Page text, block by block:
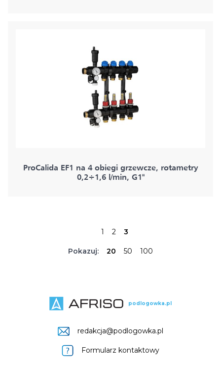
ProCalida EF1 na 4 obiegi grzewcze, rotametry
0,2÷1,6 l/min, G1"
1 2 3
Pokazuj: 20 50 100
podlogowka.pl
redakcja@podlogowka.pl
Formularz kontaktowy